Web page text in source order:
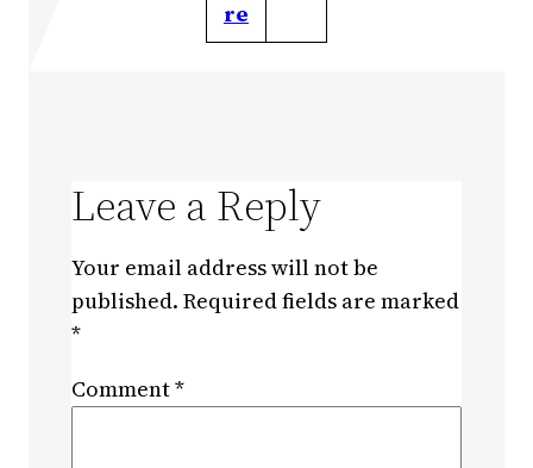
re
Leave a Reply
Your email address will not be
published. Required fields are marked
*
Comment*